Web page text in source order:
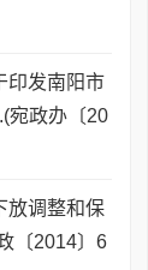
印发南阳市
宛政办〔20
放调整和保
〔2014〕6